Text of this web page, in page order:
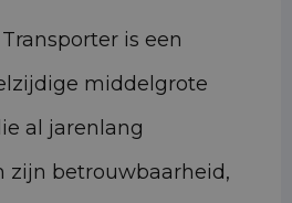
is een
middelgrote
al jarenlang
zijn betrouwbaarheid,